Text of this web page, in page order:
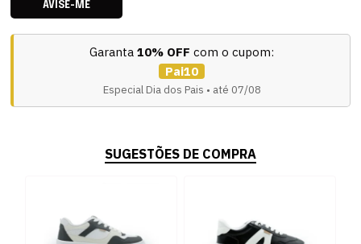
AVISE-ME
Garanta 10% OFF com o cupom:
Pai10
Especial Dia dos Pais • até 07/08
SUGESTÕES DE COMPRA